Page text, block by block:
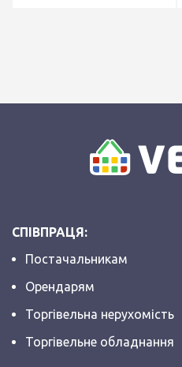
СПІВПРАЦЯ:
Постачальникам
Орендарям
Торгівельна нерухомість
Торгівельне обладнання